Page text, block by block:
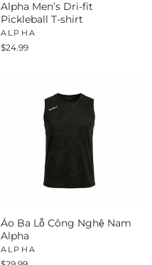
Alpha Men’s Dri-fit
Pickleball T-shirt
ALPHA
$24.99
Áo Ba Lỗ Công Nghệ Nam
Alpha
ALPHA